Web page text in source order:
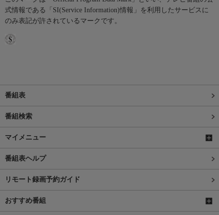
式情報である「SI(Service Information)情報」を利用したサービスに
のみ表記が許されているマークです。
番組表
番組検索
マイメニュー
番組表ヘルプ
リモート録画予約ガイド
おすすめ番組